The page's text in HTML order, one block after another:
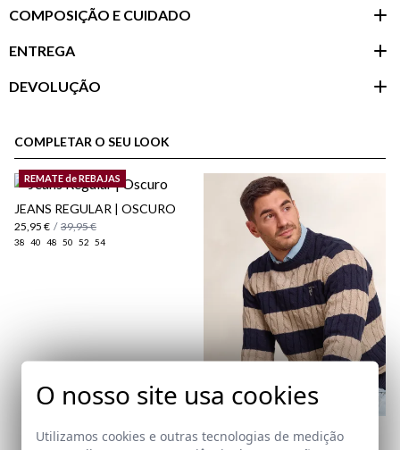
COMPOSIÇÃO E CUIDADO
ENTREGA
Política
de Envio
DEVOLUÇÃO
cliente
aqui
COMPLETAR O SEU LOOK
REMATE de REBAJAS
JEANS REGULAR | OSCURO
25,95 € / 39,95 €
38 40 48 50 52 54
JUMPER DE TRANÇAS E
RISCAS | PIEDRA
O nosso site usa cookies
Utilizamos cookies e outras tecnologias de medição